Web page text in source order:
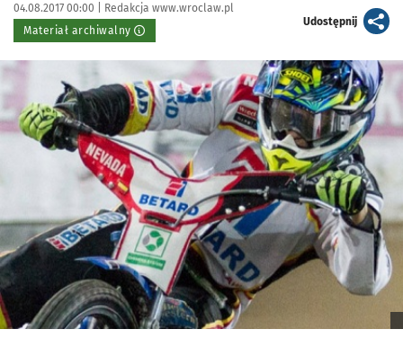
Data publikacji:
04.08.2017 00:00 | Autor:
Redakcja www.wroclaw.pl
Materiał archiwalny
Udostępnijartykuł
Kliknij, aby powiększyć